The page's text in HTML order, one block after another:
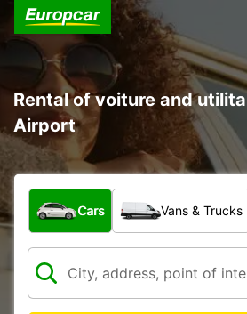
Rental of voiture and
Airport
What type of vehicle?
Cars Vans & Trucks